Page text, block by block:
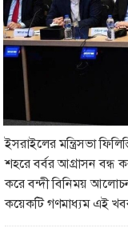
ইসরাইলের মন্ত্রিসভা
শহরে বর্বর আগ্রাসন বন্ধ
করে বন্দী বিনিময়
কয়েকটি গণমাধ্যম এই